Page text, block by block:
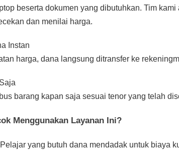
beserta dokumen yang dibutuhkan. Tim kami
dan menilai harga.
Instan
harga, dana langsung ditransfer ke
barang kapan saja sesuai tenor yang telah
Menggunakan Layanan Ini?
yang butuh dana mendadak untuk biaya